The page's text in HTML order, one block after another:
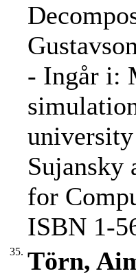
- Ingår i:
Sujansky
for
ISBN 1-
35. Törn,